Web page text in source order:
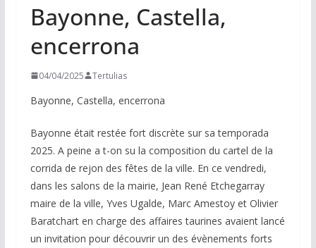
Bayonne, Castella,
encerrona
04/04/2025 Tertulias
Bayonne, Castella, encerrona
Bayonne était restée fort discrète sur sa temporada
2025. A peine a t-on su la composition du cartel de la
corrida de rejon des fêtes de la ville. En ce vendredi,
dans les salons de la mairie, Jean René Etchegarray
maire de la ville, Yves Ugalde, Marc Amestoy et Olivier
Baratchart en charge des affaires taurines avaient lancé
un invitation pour découvrir un des évènements forts